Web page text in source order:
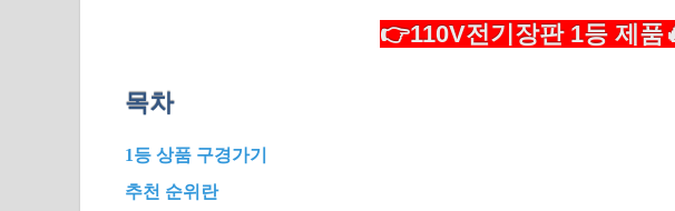
👉110V전기장판 1등 제품
목차
1등 상품 구경가기
추천 순위란